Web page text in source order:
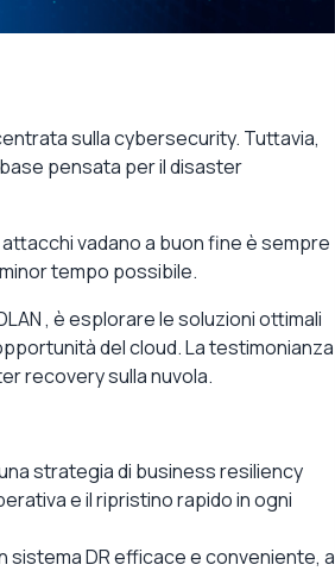
sulla cybersecurity. Tuttavia,
pensata per ildisaster
vadano a buon fine è sempre
tempo possibile.
, è esplorare le soluzioni ottimali
delcloud. La testimonianza
recovery sulla nuvola.
strategia di business resiliency
e il ripristino rapido in ogni
DR efficace e conveniente, a